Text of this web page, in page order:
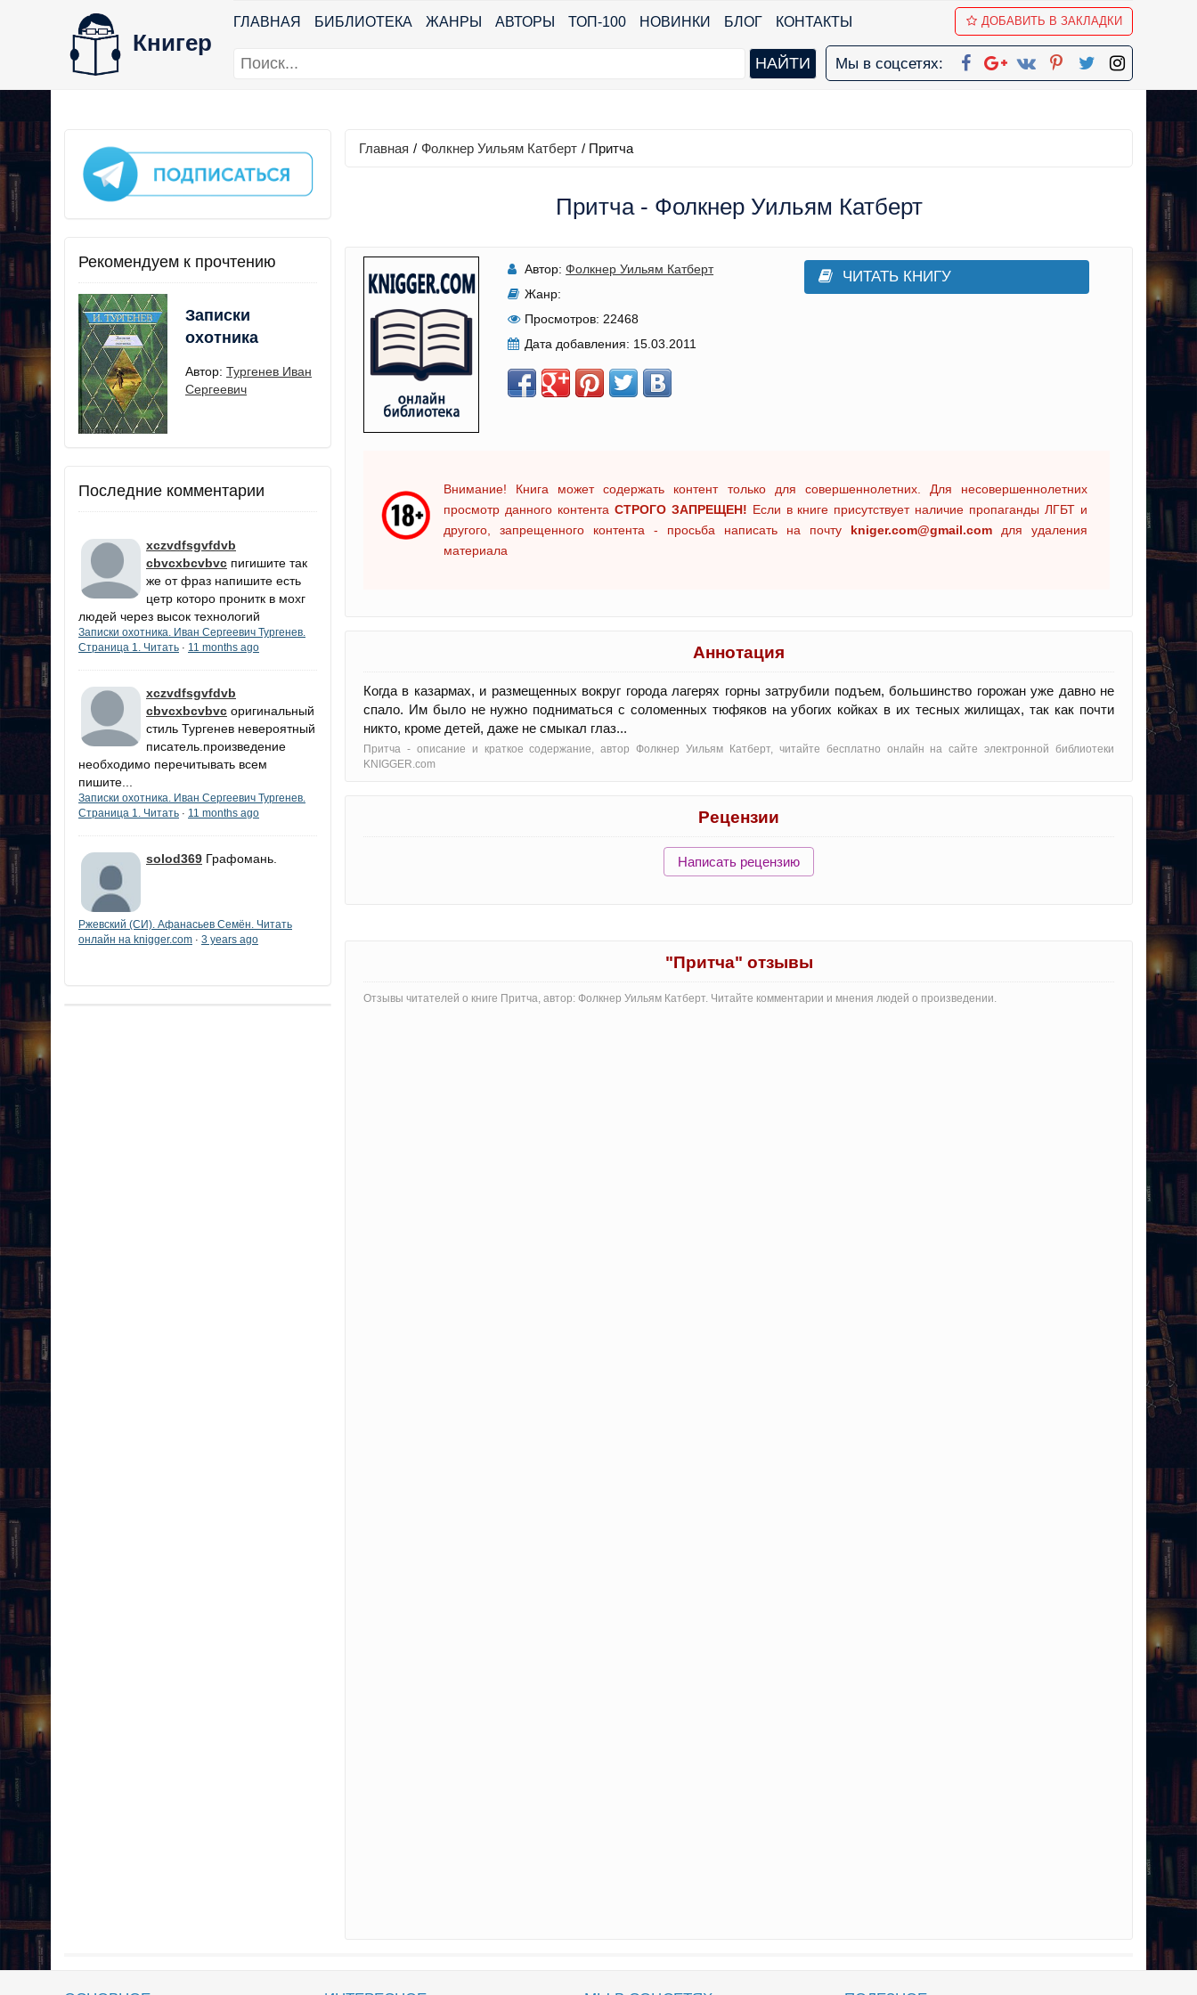
Книгер
ГЛАВНАЯ БИБЛИОТЕКА ЖАНРЫ АВТОРЫ ТОП-100 НОВИНКИ БЛОГ КОНТАКТЫ ДОБАВИТЬ В ЗАКЛАДКИ
Мы в соцсетях:
Рекомендуем к прочтению
Записки
охотника
Автор: Тургенев Иван
Сергеевич
Последние комментарии
xczvdfsgvfdvb
cbvcxbcvbvc пигишите так
же от фраз напишите есть
цетр которо пронитк в мохг
людей через высок технологий
Записки охотника. Иван Сергеевич Тургенев.
Страница 1. Читать · 11 months ago
xczvdfsgvfdvb
cbvcxbcvbvc оригинальный
стиль Тургенев невероятный
писатель.произведение
необходимо перечитывать всем
пишите...
Записки охотника. Иван Сергеевич Тургенев.
Страница 1. Читать · 11 months ago
solod369 Графомань.
Ржевский (СИ). Афанасьев Семён. Читать
онлайн на knigger.com · 3 years ago
Главная / Фолкнер Уильям Катберт / Притча
Притча - Фолкнер Уильям Катберт
Автор: Фолкнер Уильям Катберт
Жанр:
Просмотров: 22468
Дата добавления: 15.03.2011
ЧИТАТЬ КНИГУ
Внимание! Книга может содержать контент только для совершеннолетних. Для несовершеннолетних
просмотр данного контента СТРОГО ЗАПРЕЩЕН! Если в книге присутствует наличие пропаганды ЛГБТ и
другого, запрещенного контента - просьба написать на почту kniger.com@gmail.com для удаления
материала
Аннотация
Когда в казармах, и размещенных вокруг города лагерях горны затрубили подъем, большинство горожан уже давно не
спало. Им было не нужно подниматься с соломенных тюфяков на убогих койках в их тесных жилищах, так как почти
никто, кроме детей, даже не смыкал глаз...
Притча - oписание и краткое содержание, автор Фолкнер Уильям Катберт, читайте бесплатно онлайн на сайте электронной библиотеки
KNIGGER.com
Рецензии
Написать рецензию
"Притча" отзывы
Отзывы читателей о книге Притча, автор: Фолкнер Уильям Катберт. Читайте комментарии и мнения людей о произведении.